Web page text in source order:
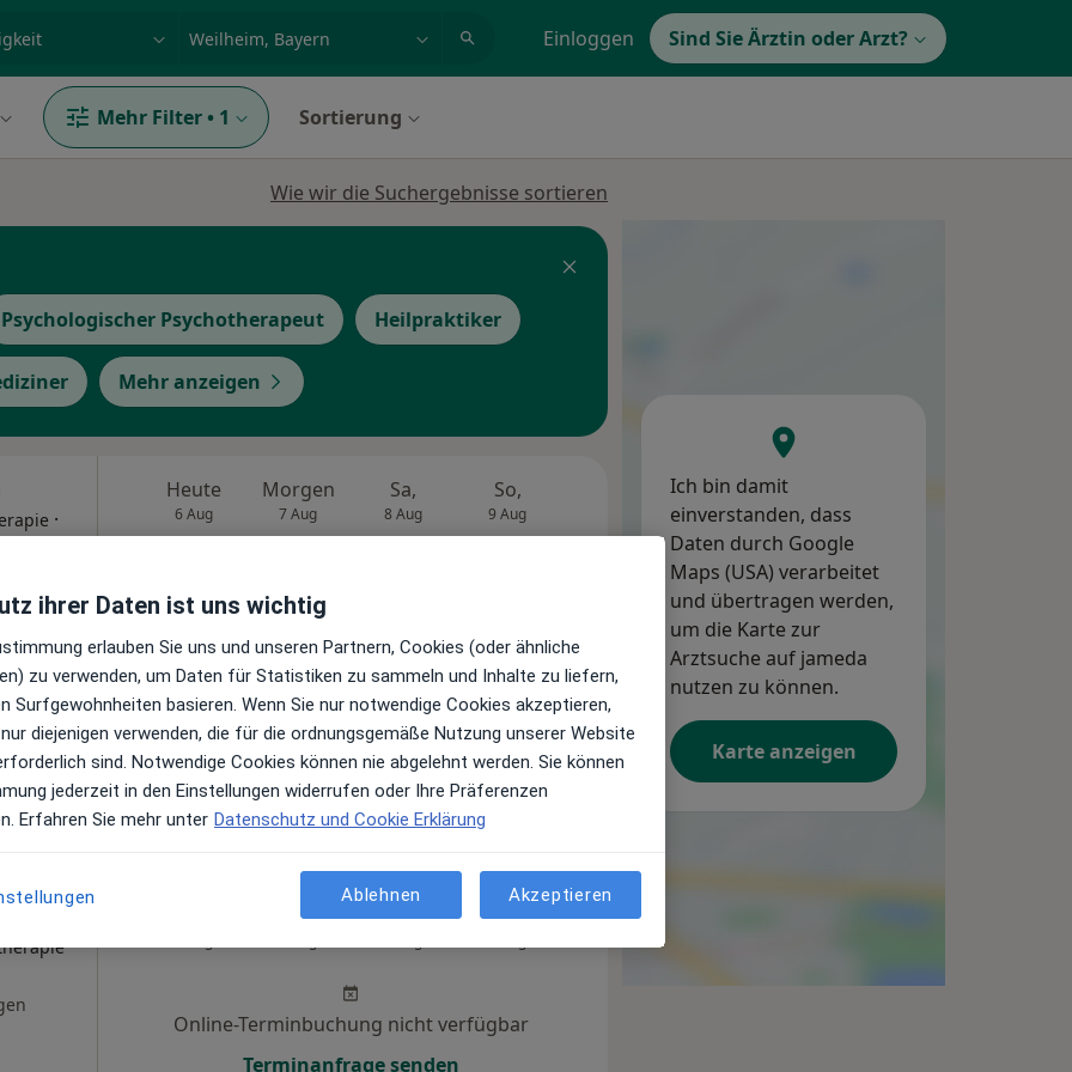
Einloggen Sind Sie Ärztin oder Arzt?
Mehr Filter • 1 Sortierung
Wie wir die Suchergebnisse sortieren
Psychologischer Psychotherapeut Heilpraktiker
Mehr anzeigen
·
Heute
6 Aug
Morgen
7 Aug
Sa,
8 Aug
So,
9 Aug
Di,
11 Aug 12 Aug
Online-Terminbuchung nicht verfügbar
Terminanfrage senden
·
Morgen Sa, So, Mo,
Online-Terminbuchung nicht verfügbar
Terminanfrage senden
Ich bin damit
einverstanden, dass
Daten durch Google
Maps (USA) verarbeitet
und übertragen werden,
um die Karte zur
Arztsuche auf jameda
nutzen zu können.
Karte anzeigen
ihrer Daten ist uns wichtig
erlauben Sie uns und unseren Partnern, Cookies (oder ähnliche
zu verwenden, um Daten für Statistiken zu sammeln und Inhalte zu liefern,
Surfgewohnheiten basieren. Wenn Sie nur notwendige Cookies akzeptieren,
diejenigen verwenden, die für die ordnungsgemäße Nutzung unserer Website
sind. Notwendige Cookies können nie abgelehnt werden. Sie können
jederzeit in den Einstellungen widerrufen oder Ihre Präferenzen
Erfahren Sie mehr unter Datenschutz und Cookie Erklärung
Ablehnen Akzeptieren